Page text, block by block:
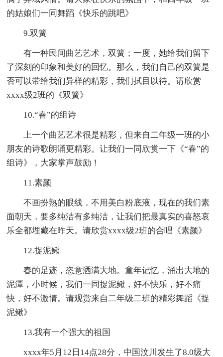
的姑娘们一同舞蹈《快乐的跳吧》
9.双簧
有一种民间曲艺艺术，双簧；一度，她给我们留下
了深刻的印象和美好的回忆。那么，我们自己的双簧是
否可以带给我们异样的精彩，我们拭目以待。请欣赏
xxxx级2班的《双簧》
10.“春”的组诗
上一个曲艺艺术很是精彩，但来自二年级一班的小
朋友的诗歌朗诵更精彩。让我们一同欣赏一下《“春”的
组诗》，大家掌声鼓励！
11.素颜
不画扮熟的眼线，不用美白粉底液，现在的我们素
面朝天，要多纯洁有多纯洁，让我们把最真实的喜怒哀
乐全都埋藏在昨天。请欣赏xxxx级2班的合唱《素颜》
12.捉泥鳅
春的足迹，恣意洒满大地。童年记忆，涌出大地的
泥潭，小时候，我们一同捉泥鳅，好不快乐，好不痛
快，好不激情。请观赏来自二年级二班的精彩舞蹈《捉
泥鳅》
13.我有一个强大的祖国
xxxx年5月12日14点28分，中国汶川发生了8.0级大